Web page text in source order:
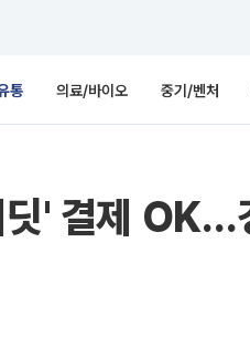
통 의료/바이오 중기/벤처
' 결제 OK…